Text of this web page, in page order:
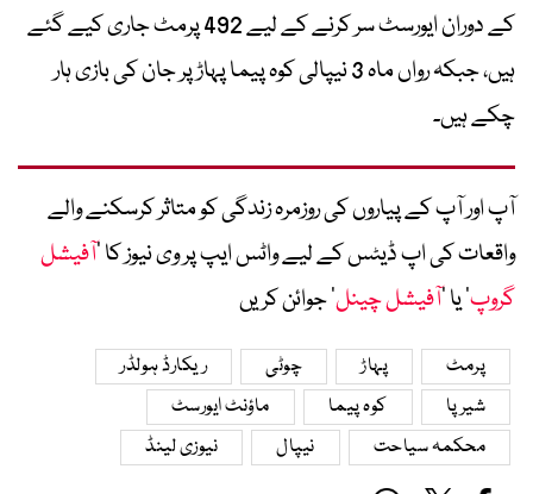
کے دوران ایورسٹ سر کرنے کے لیے 492 پرمٹ جاری کیے گئے
ہیں، جبکہ رواں ماہ 3 نیپالی کوہ پیما پہاڑ پر جان کی بازی ہار
چکے ہیں۔
آپ اور آپ کے پیاروں کی روزمرہ زندگی کو متاثر کرسکنے والے
واقعات کی اپ ڈیٹس کے لیے واٹس ایپ پر وی نیوز کا ’آفیشل
گروپ‘ یا ’آفیشل چینل‘ جوائن کریں
پرمٹ پہاڑ چوٹی
ریکارڈ ہولڈر
شیرپا
کوہ پیما
ماؤنٹ ایورسٹ
محکمہ سیاحت
نیپال نیوزی لینڈ